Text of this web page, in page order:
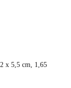
x 5,5 cm, 1,65